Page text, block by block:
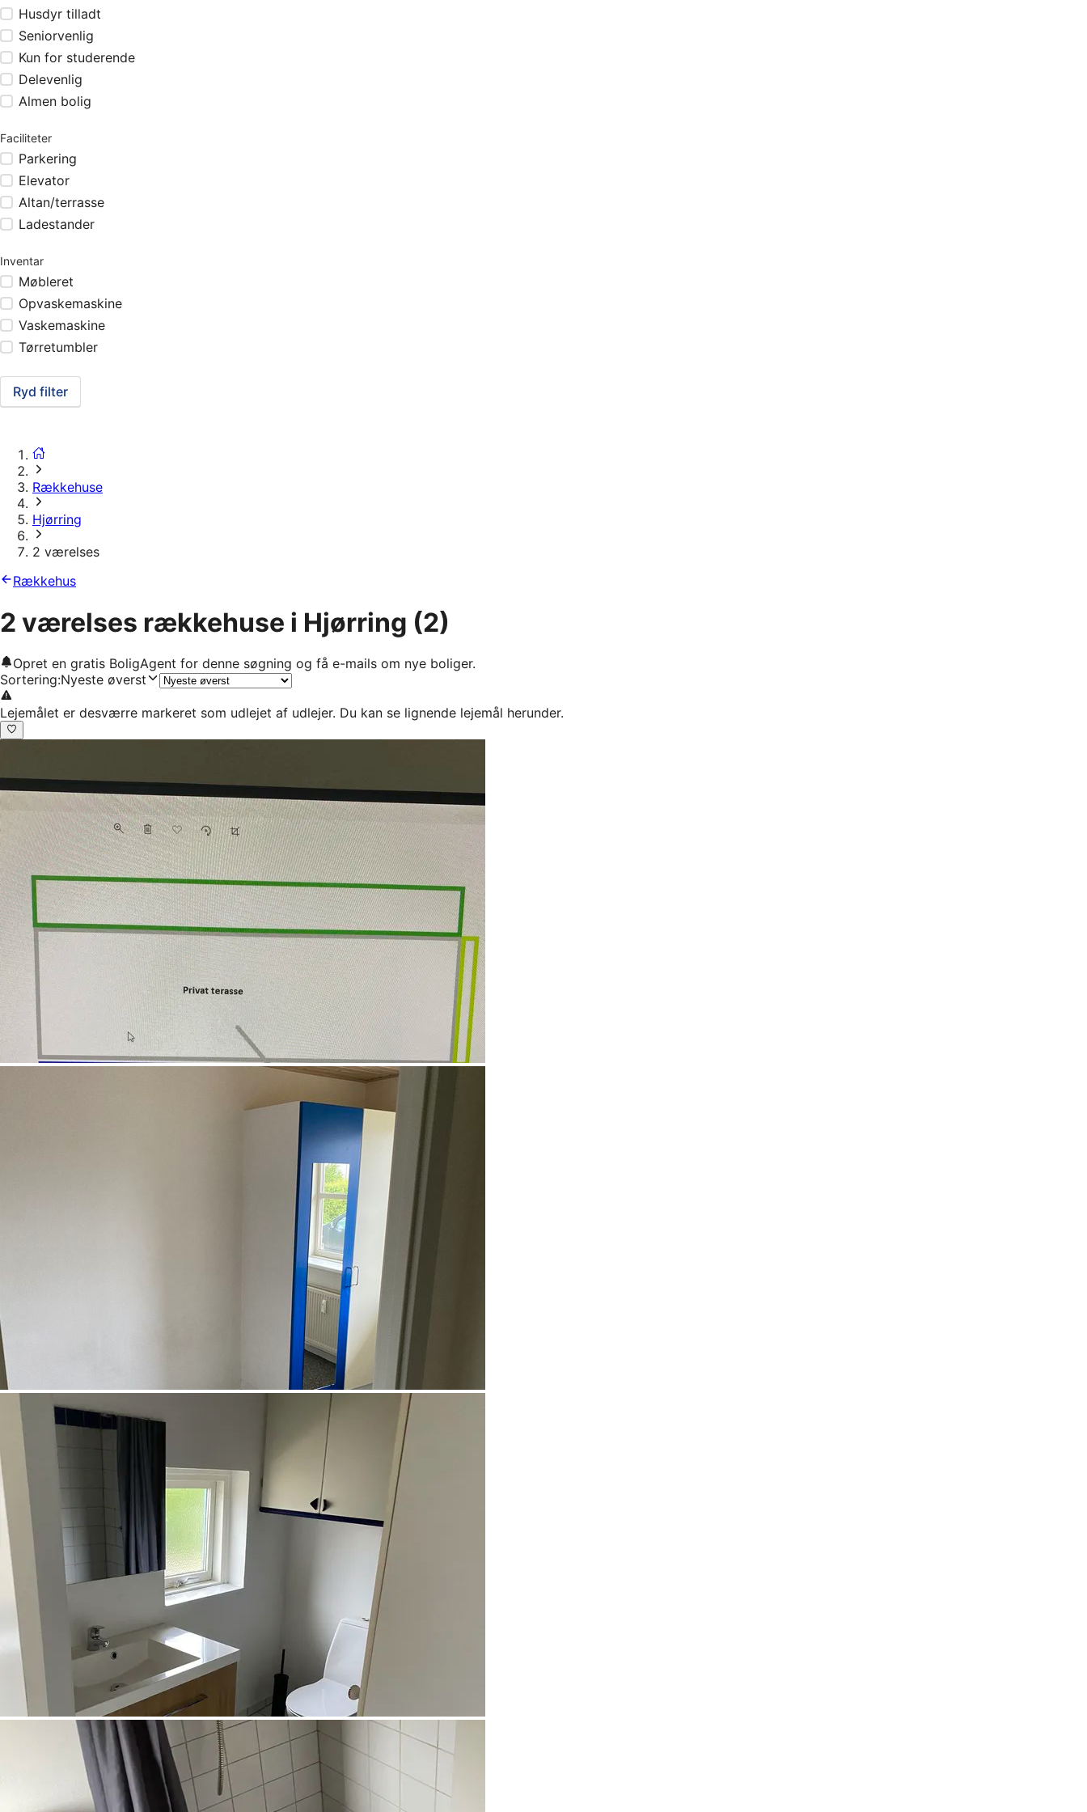
Husdyr tilladt
Seniorvenlig
Kun for studerende
Delevenlig
Almen bolig
Faciliteter
Parkering
Elevator
Altan/terrasse
Ladestander
Inventar
Møbleret
Opvaskemaskine
Vaskemaskine
Tørretumbler
Ryd filter
Rækkehuse
Hjørring
2 værelses
Rækkehus
2 værelses rækkehuse i Hjørring (2)
Opret en gratis BoligAgent for denne søgning og få e-mails om nye boliger.
Sortering:Nyeste øverst
Lejemålet er desværre markeret som udlejet af udlejer. Du kan se lignende lejemål herunder.